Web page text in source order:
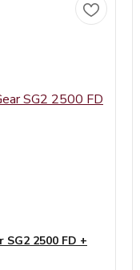
SG2 2500 FD +